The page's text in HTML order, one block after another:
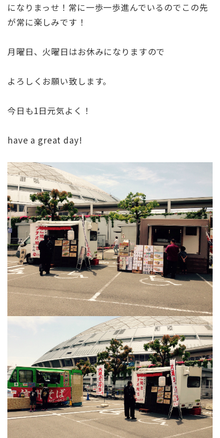
になりまっせ！常に一歩一歩進んでいるのでこの先
が常に楽しみです！
月曜日、火曜日はお休みになりますので
よろしくお願い致します。
今日も1日元気よく！
have a great day!